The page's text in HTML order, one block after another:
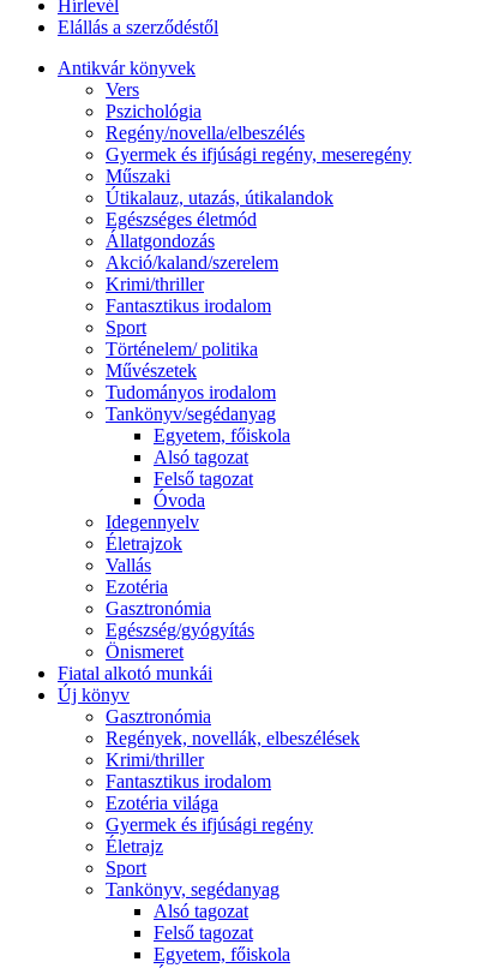
Hírlevél
Elállás a szerződéstől
Antikvár könyvek
Vers
Pszichológia
Regény/novella/elbeszélés
Gyermek és ifjúsági regény, meseregény
Műszaki
Útikalauz, utazás, útikalandok
Egészséges életmód
Állatgondozás
Akció/kaland/szerelem
Krimi/thriller
Fantasztikus irodalom
Sport
Történelem/ politika
Művészetek
Tudományos irodalom
Tankönyv/segédanyag
Egyetem, főiskola
Alsó tagozat
Felső tagozat
Óvoda
Idegennyelv
Életrajzok
Vallás
Ezotéria
Gasztronómia
Egészség/gyógyítás
Önismeret
Fiatal alkotó munkái
Új könyv
Gasztronómia
Regények, novellák, elbeszélések
Krimi/thriller
Fantasztikus irodalom
Ezotéria világa
Gyermek és ifjúsági regény
Életrajz
Sport
Tankönyv, segédanyag
Alsó tagozat
Felső tagozat
Egyetem, főiskola